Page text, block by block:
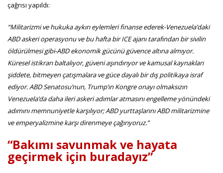
çağrısı yapıldı:
“Militarizmi ve hukuka aykırı eylemleri finanse ederek-Venezuela’daki
ABD askeri operasyonu ve bu hafta bir ICE ajanı tarafından bir sivilin
öldürülmesi gibi-ABD ekonomik gücünü güvence altına almıyor.
Küresel istikrarı baltalıyor, güveni aşındırıyor ve kamusal kaynakları
şiddete, bitmeyen çatışmalara ve güce dayalı bir dış politikaya israf
ediyor. ABD Senatosu’nun, Trump’ın Kongre onayı olmaksızın
Venezuela’da daha ileri askeri adımlar atmasını engelleme yönündeki
adımını memnuniyetle karşılıyor; ABD yurttaşlarını ABD militarizmine
ve emperyalizmine karşı direnmeye çağırıyoruz.”
“Bakımı savunmak ve hayata
geçirmek için buradayız”